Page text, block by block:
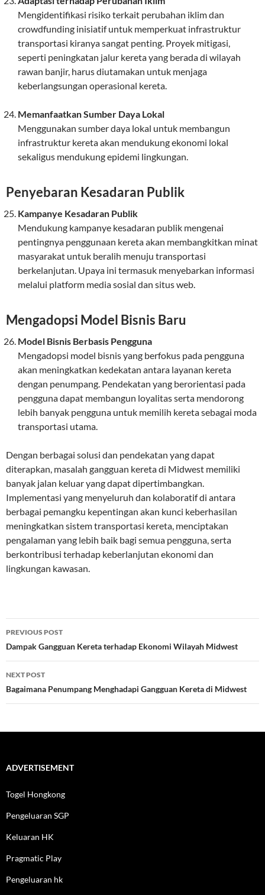
Mengidentifikasi risiko terkait perubahan iklim dan
crowdfunding inisiatif untuk memperkuat infrastruktur
transportasi kiranya sangat penting. Proyek mitigasi,
seperti peningkatan jalur kereta yang berada di wilayah
rawan banjir, harus diutamakan untuk menjaga
keberlangsungan operasional kereta.
Memanfaatkan Sumber Daya Lokal
Menggunakan sumber daya lokal untuk membangun
infrastruktur kereta akan mendukung ekonomi lokal
sekaligus mendukung epidemi lingkungan.
Penyebaran Kesadaran Publik
Kampanye Kesadaran Publik
Mendukung kampanye kesadaran publik mengenai
pentingnya penggunaan kereta akan membangkitkan minat
masyarakat untuk beralih menuju transportasi
berkelanjutan. Upaya ini termasuk menyebarkan informasi
melalui platform media sosial dan situs web.
Mengadopsi Model Bisnis Baru
Model Bisnis Berbasis Pengguna
Mengadopsi model bisnis yang berfokus pada pengguna
akan meningkatkan kedekatan antara layanan kereta
dengan penumpang. Pendekatan yang berorientasi pada
pengguna dapat membangun loyalitas serta mendorong
lebih banyak pengguna untuk memilih kereta sebagai moda
transportasi utama.
Dengan berbagai solusi dan pendekatan yang dapat
diterapkan, masalah gangguan kereta di Midwest memiliki
banyak jalan keluar yang dapat dipertimbangkan.
Implementasi yang menyeluruh dan kolaboratif di antara
berbagai pemangku kepentingan akan kunci keberhasilan
meningkatkan sistem transportasi kereta, menciptakan
pengalaman yang lebih baik bagi semua pengguna, serta
berkontribusi terhadap keberlanjutan ekonomi dan
lingkungan kawasan.
Post
navigation
PREVIOUS POST
Dampak Gangguan Kereta terhadap Ekonomi Wilayah Midwest
NEXT POST
Bagaimana Penumpang Menghadapi Gangguan Kereta di Midwest
ADVERTISEMENT
Togel Hongkong
Pengeluaran SGP
Keluaran HK
Pragmatic Play
Pengeluaran hk